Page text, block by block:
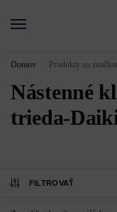
Domov Produkty so
Nástenné
trieda-
FILTROVAŤ